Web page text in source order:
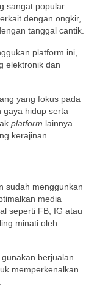
sangat popular
dengan ongkir,
tanggal cantik.
platform ini,
elektronik dan
yang fokus pada
gaya hidup serta
platform lainnya
kerajinan.
sudah menggunkan
media
seperti FB, IG atau
minati oleh
berjualan
memperkenalkan